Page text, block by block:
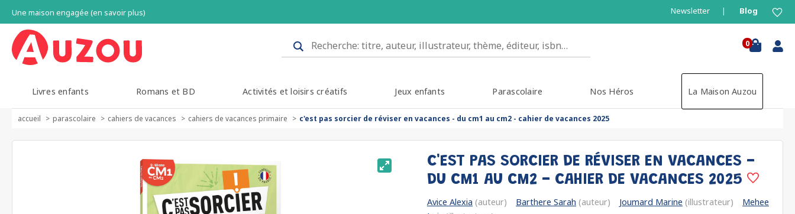
Une maison engagée (en savoir plus) Newsletter Blog
0
Livres enfants Romans et BD Activités et loisirs créatifs Jeux enfants Parascolaire Nos Héros La Maison Auzou
accueil parascolaire cahiers de vacances cahiers de vacances primaire c'est pas sorcier de réviser en vacances - du cm1 au cm2 - cahier de vacances 2025
C'EST PAS SORCIER DE RÉVISER EN VACANCES -
DU CM1 AU CM2 - CAHIER DE VACANCES 2025
Avice Alexia (auteur) Barthere Sarah (auteur) Joumard Marine (illustrateur)
Mehee